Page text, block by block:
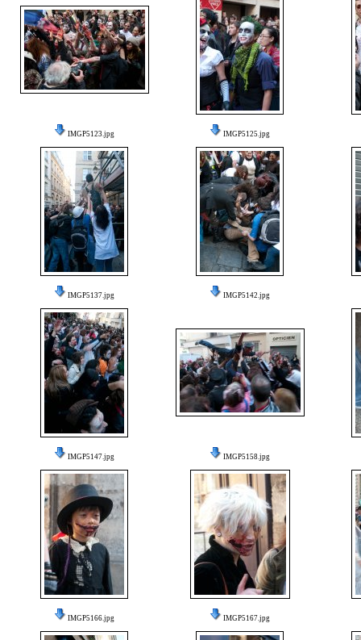
IMGP5123.jpg IMGP5125.jpg
IMGP5137.jpg IMGP5142.jpg
IMGP5147.jpg IMGP5158.jpg
IMGP5166.jpg IMGP5167.jpg